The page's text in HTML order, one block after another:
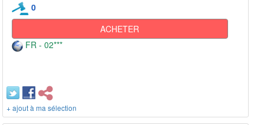
0
ACHETER
FR - 02***
+ ajout à ma sélection